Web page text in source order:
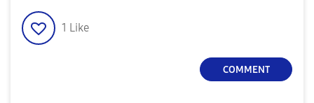
1 Like
COMMENT